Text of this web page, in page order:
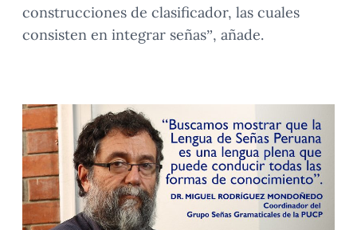
construcciones de clasificador, las cuales
consisten en integrar señas”, añade.